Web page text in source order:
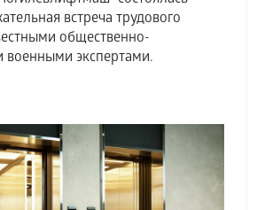
встреча трудового
общественно-
военными экспертами.